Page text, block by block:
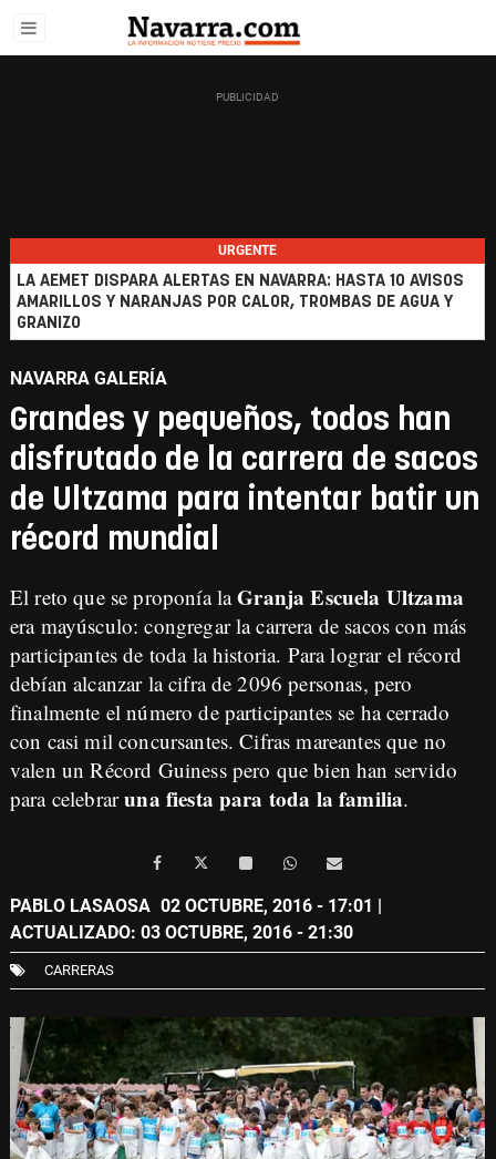
URGENTE
LA AEMET DISPARA ALERTAS EN NAVARRA: HASTA 10 AVISOS
AMARILLOS Y NARANJAS POR CALOR, TROMBAS DE AGUA Y
GRANIZO
NAVARRA GALERÍA
Grandes y pequeños, todos han
disfrutado de la carrera de sacos
de Ultzama para intentar batir un
récord mundial
El reto que se proponía laGranja Escuela Ultzama
era mayúsculo: congregar la carrera de sacos con más
participantes de toda la historia. Para lograr el récord
debían alcanzar la cifra de 2096 personas, pero
finalmente el número de participantes se ha cerrado
con casi mil concursantes. Cifras mareantes que no
valen un Récord Guiness pero que bien han servido
para celebraruna fiesta para toda la familia.
PABLO LASAOSA 02 OCTUBRE, 2016 - 17:01 |
ACTUALIZADO: 03 OCTUBRE, 2016 - 21:30
CARRERAS